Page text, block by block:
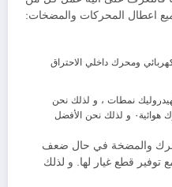
اعطال المحركات والمضخات:
ومحرك داخلي الاحتراق
نمطات ، و لذلك نحن
الأفضل
والمضخة في حال ضعف
توفير قطع غيار لها. و لذلك